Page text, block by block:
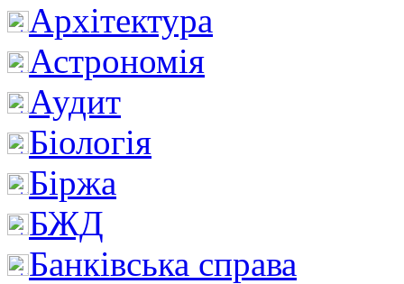
Архітектура
Астрономія
Аудит
Біологія
Біржа
БЖД
Банківська справа